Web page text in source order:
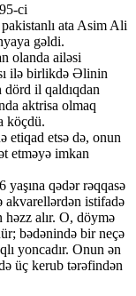
ci
ata Asim Ali
gəldi.
olanda ailəsi
ilə birlikdə Əlinin
il qaldıqdan
aktrisa olmaq
köçdü.
etsə də, onun
etməyə imkan
qədər rəqqasə
akvarellərdən istifadə
alır. O, döymə
bədənində bir neçə
yoncadır. Onun ən
üç kerub tərəfindən